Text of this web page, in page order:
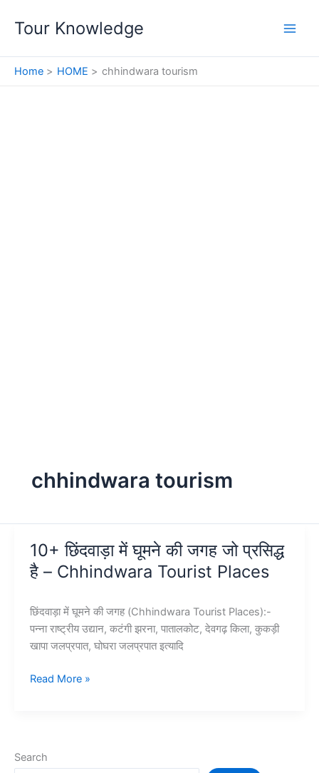
Tour Knowledge
Home HOME chhindwara tourism
chhindwara tourism
10+ छिंदवाड़ा में घूमने की जगह जो प्रसिद्ध
है – Chhindwara Tourist Places
छिंदवाड़ा में घूमने की जगह (Chhindwara Tourist Places):-
पन्ना राष्ट्रीय उद्यान, कटंगी झरना, पातालकोट, देवगढ़ किला, कुकड़ी
खापा जलप्रपात, घोघरा जलप्रपात इत्यादि
10+
जगह
Read More »
Search